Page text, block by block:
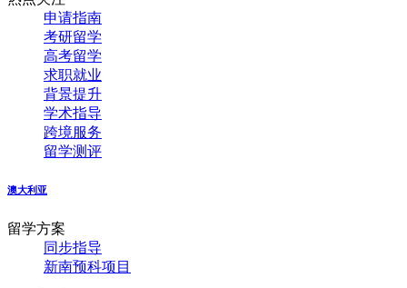
申请指南
考研留学
高考留学
求职就业
背景提升
学术指导
跨境服务
留学测评
澳大利亚
留学方案
同步指导
新南预科项目